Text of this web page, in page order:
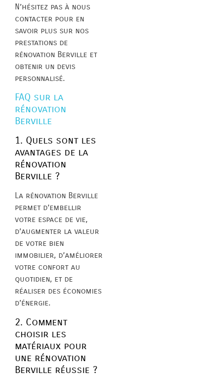
N’hésitez pas à nous
contacter pour en
savoir plus sur nos
prestations de
rénovation Berville et
obtenir un devis
personnalisé.
FAQ sur la
rénovation
Berville
1. Quels sont les
avantages de la
rénovation
Berville ?
La rénovation Berville
permet d’embellir
votre espace de vie,
d’augmenter la valeur
de votre bien
immobilier, d’améliorer
votre confort au
quotidien, et de
réaliser des économies
d’énergie.
2. Comment
choisir les
matériaux pour
une rénovation
Berville réussie ?